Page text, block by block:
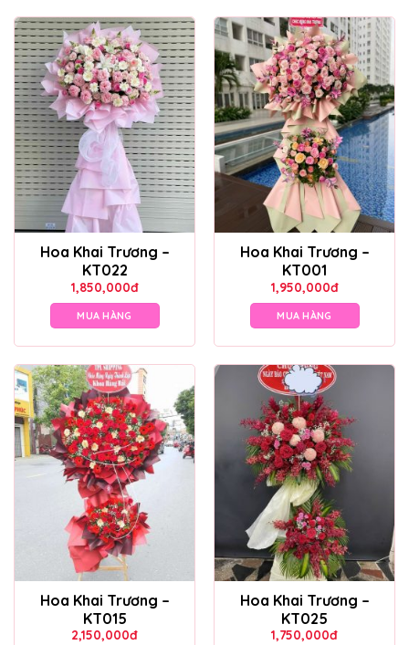
Hoa Khai Trương –
KT022
1,850,000đ
MUA HÀNG
Hoa Khai Trương –
KT001
1,950,000đ
MUA HÀNG
Hoa Khai Trương –
KT015
2,150,000đ
Hoa Khai Trương –
KT025
1,750,000đ